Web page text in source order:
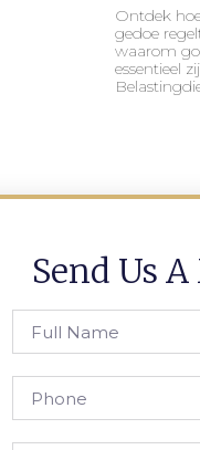
Ontdek
gedoe
waarom
essentieel
Send Us